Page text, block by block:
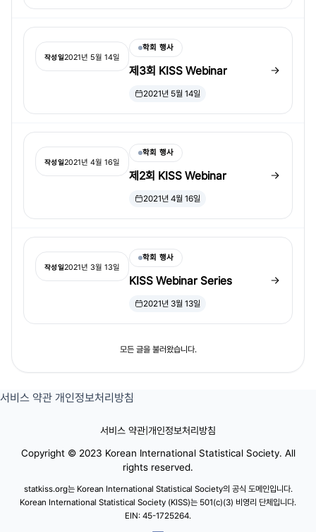
작성일2021년 5월 14일
학회 행사
제3회 KISS Webinar
2021년 5월 14일
작성일2021년 4월 16일
학회 행사
제2회 KISS Webinar
2021년 4월 16일
작성일2021년 3월 13일
학회 행사
KISS Webinar Series
2021년 3월 13일
모든 글을 불러왔습니다.
서비스 약관 개인정보처리방침
서비스 약관 개인정보처리방침
Copyright © 2023 Korean International Statistical Society. All
rights reserved.
statkiss.org는 Korean International Statistical Society의 공식 도메인입니다.
Korean International Statistical Society (KISS)는 501(c)(3) 비영리 단체입니다.
EIN: 45-1725264.